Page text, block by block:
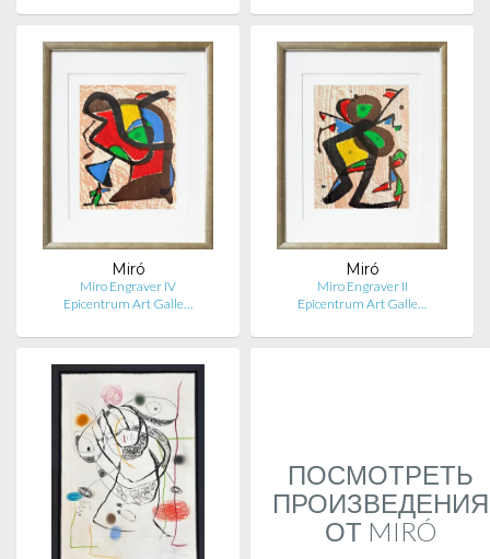
Miró
Miro Engraver IV
Epicentrum Art Galle…
Miró
Miro Engraver II
Epicentrum Art Galle…
ПОСМОТРЕТЬ
ПРОИЗВЕДЕНИЯ
ОТ MIRÓ